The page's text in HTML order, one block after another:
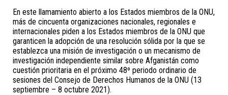
En este llamamiento abierto a los Estados miembros de la ONU,
más de cincuenta organizaciones nacionales, regionales e
internacionales piden a los Estados miembros de la ONU que
garanticen la adopción de una resolución sólida por la que se
establezca una misión de investigación o un mecanismo de
investigación independiente similar sobre Afganistán como
cuestión prioritaria en el próximo 48º periodo ordinario de
sesiones del Consejo de Derechos Humanos de la ONU (13
septiembre – 8 octubre 2021).